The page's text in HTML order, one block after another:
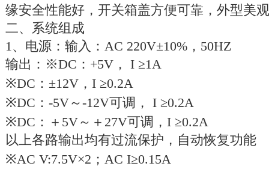
缘安全性能好，开关箱盖方便可靠，外型美
二、系统组成
1、电源：输入：AC 220V±10%，50HZ
输出：※DC：+5V， I ≥1A
※DC：±12V，I ≥0.2A
※DC：-5V～-12V可调， I ≥0.2A
※DC：＋5V～＋27V可调，I ≥0.2A
以上各路输出均有过流保护，自动恢复功能
※AC V:7.5V×2；AC I≥0.15A